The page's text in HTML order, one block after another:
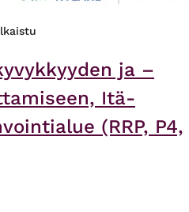
ja –
Itä-
(RRP, P4,